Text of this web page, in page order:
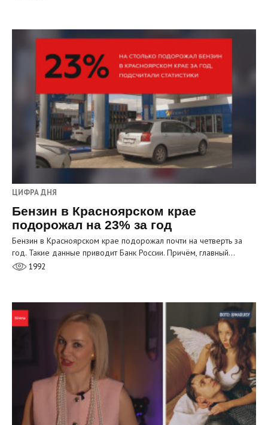
ЦИФРА ДНЯ
Бензин в Красноярском крае
подорожал на 23% за год
Бензин в Красноярском крае подорожал почти на четверть за
год. Такие данные приводит Банк России. Причём, главный…
1992